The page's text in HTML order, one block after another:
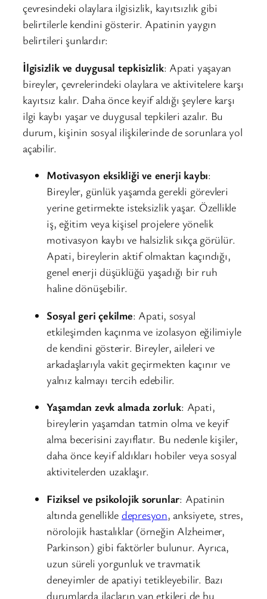
çevresindeki olaylara ilgisizlik, kayıtsızlık gibi
belirtilerle kendini gösterir. Apatinin yaygın
belirtileri şunlardır:
İlgisizlik ve duygusal tepkisizlik: Apati yaşayan
bireyler, çevrelerindeki olaylara ve aktivitelere karşı
kayıtsız kalır. Daha önce keyif aldığı şeylere karşı
ilgi kaybı yaşar ve duygusal tepkileri azalır. Bu
durum, kişinin sosyal ilişkilerinde de sorunlara yol
açabilir.
Motivasyon eksikliği ve enerji kaybı:
Bireyler, günlük yaşamda gerekli görevleri
yerine getirmekte isteksizlik yaşar. Özellikle
iş, eğitim veya kişisel projelere yönelik
motivasyon kaybı ve halsizlik sıkça görülür.
Apati, bireylerin aktif olmaktan kaçındığı,
genel enerji düşüklüğü yaşadığı bir ruh
haline dönüşebilir.
Sosyal geri çekilme: Apati, sosyal
etkileşimden kaçınma ve izolasyon eğilimiyle
de kendini gösterir. Bireyler, aileleri ve
arkadaşlarıyla vakit geçirmekten kaçınır ve
yalnız kalmayı tercih edebilir.
Yaşamdan zevk almada zorluk: Apati,
bireylerin yaşamdan tatmin olma ve keyif
alma becerisini zayıflatır. Bu nedenle kişiler,
daha önce keyif aldıkları hobiler veya sosyal
aktivitelerden uzaklaşır.
Fiziksel ve psikolojik sorunlar: Apatinin
altında genellikle depresyon, anksiyete, stres,
nörolojik hastalıklar (örneğin Alzheimer,
Parkinson) gibi faktörler bulunur. Ayrıca,
uzun süreli yorgunluk ve travmatik
deneyimler de apatiyi tetikleyebilir. Bazı
durumlarda ilaçların yan etkileri de bu